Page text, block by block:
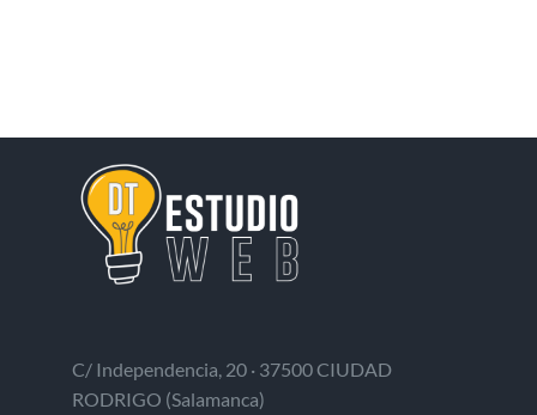
C/ Independencia, 20 · 37500 CIUDAD
RODRIGO (Salamanca)